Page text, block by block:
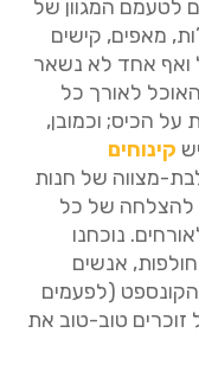
לטעמם המגוון של
מאפים, קישים
ואף אחד לא נשאר
לאורך כל
על הכיס; וכמובן,
קינוחים
מצווה של חנות
להצלחה של כל
נוכחנו
אנשים
(לפעמים
טוב-טוב את